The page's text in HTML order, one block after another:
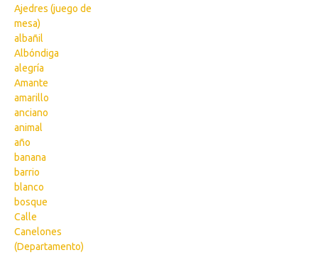
Ajedres (juego de
mesa)
albañil
Albóndiga
alegría
Amante
amarillo
anciano
animal
año
banana
barrio
blanco
bosque
Calle
Canelones
(Departamento)